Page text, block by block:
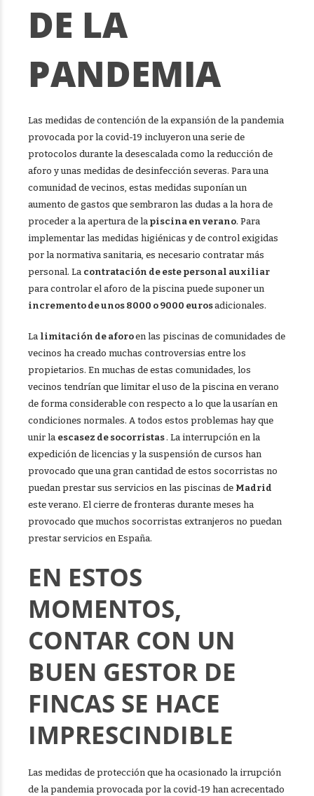
DE LA
PANDEMIA
Las medidas de contención de la expansión de la pandemia
provocada por la covid-19 incluyeron una serie de
protocolos durante la desescalada como la reducción de
aforo y unas medidas de desinfección severas. Para una
comunidad de vecinos, estas medidas suponían un
aumento de gastos que sembraron las dudas a la hora de
proceder a la apertura de la piscina en verano. Para
implementar las medidas higiénicas y de control exigidas
por la normativa sanitaria, es necesario contratar más
personal. La contratación de este personal auxiliar
para controlar el aforo de la piscina puede suponer un
incremento de unos 8000 o 9000 eurosadicionales.
La limitación de aforoen las piscinas de comunidades de
vecinos ha creado muchas controversias entre los
propietarios. En muchas de estas comunidades, los
vecinos tendrían que limitar el uso de la piscina en verano
de forma considerable con respecto a lo que la usarían en
condiciones normales. A todos estos problemas hay que
unir la escasez de socorristas. La interrupción en la
expedición de licencias y la suspensión de cursos han
provocado que una gran cantidad de estos socorristas no
puedan prestar sus servicios en las piscinas de Madrid
este verano. El cierre de fronteras durante meses ha
provocado que muchos socorristas extranjeros no puedan
prestar servicios en España.
EN ESTOS
MOMENTOS,
CONTAR CON UN
BUEN GESTOR DE
FINCAS SE HACE
IMPRESCINDIBLE
Las medidas de protección que ha ocasionado la irrupción
de la pandemia provocada por la covid-19 han acrecentado